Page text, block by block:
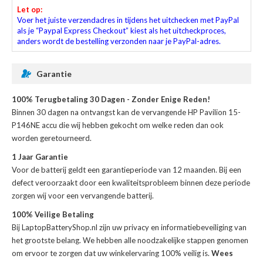
Let op:
Voer het juiste verzendadres in tijdens het uitchecken met PayPal
als je “Paypal Express Checkout” kiest als het uitcheckproces,
anders wordt de bestelling verzonden naar je PayPal-adres.
Garantie
100% Terugbetaling 30 Dagen - Zonder Enige Reden!
Binnen 30 dagen na ontvangst kan devervangende HP Pavilion 15-
P146NE accu die wij hebben gekocht om welke reden dan ook
worden geretourneerd.
1 Jaar Garantie
Voor debatterij geldt een garantieperiode van 12 maanden. Bij een
defect veroorzaakt door een kwaliteitsprobleem binnen deze periode
zorgen wij voor een vervangende batterij.
100% Veilige Betaling
Bij LaptopBatteryShop.nl zijn uw privacy en informatiebeveiliging van
het grootste belang. We hebben alle noodzakelijke stappen genomen
om ervoor te zorgen dat uw winkelervaring 100% veilig is. Wees